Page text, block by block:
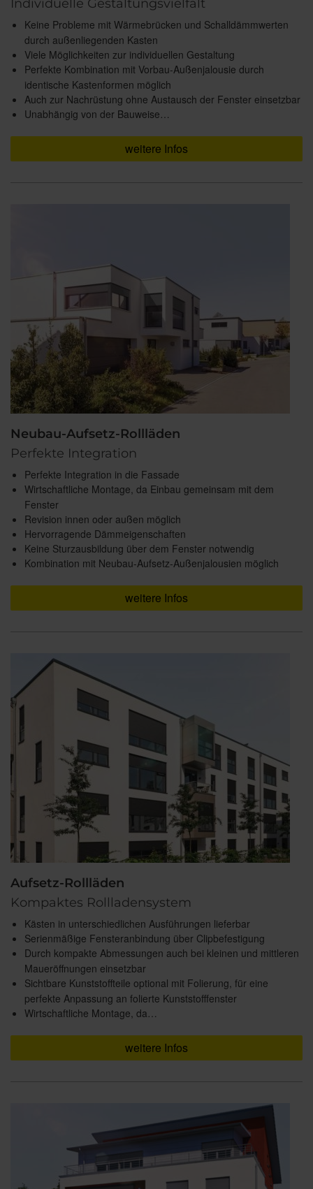
Individuelle Gestaltungsvielfalt
Keine Probleme mit Wärmebrücken und Schalldämmwerten
durch außenliegenden Kasten
Viele Möglichkeiten zur individuellen Gestaltung
Perfekte Kombination mit Vorbau-Außenjalousie durch
identische Kastenformen möglich
Auch zur Nachrüstung ohne Austausch der Fenster einsetzbar
Unabhängig von der Bauweise…
weitere Infos
Neubau-Aufsetz-Rollläden
Perfekte Integration
Perfekte Integration in die Fassade
Wirtschaftliche Montage, da Einbau gemeinsam mit dem
Fenster
Revision innen oder außen möglich
Hervorragende Dämmeigenschaften
Keine Sturzausbildung über dem Fenster notwendig
Kombination mit Neubau-Aufsetz-Außenjalousien möglich
weitere Infos
Aufsetz-Rollläden
Kompaktes Rollladensystem
Kästen in unterschiedlichen Ausführungen lieferbar
Serienmäßige Fensteranbindung über Clipbefestigung
Durch kompakte Abmessungen auch bei kleinen und mittleren
Maueröffnungen einsetzbar
Sichtbare Kunststoffteile optional mit Folierung, für eine
perfekte Anpassung an folierte Kunststofffenster
Wirtschaftliche Montage, da…
weitere Infos